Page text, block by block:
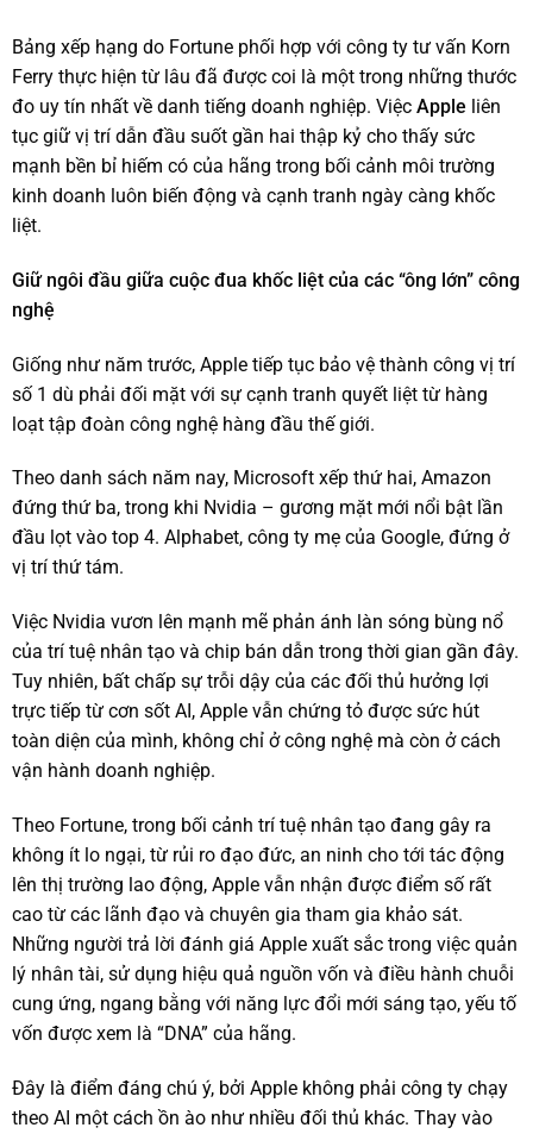
Bảng xếp hạng do Fortune phối hợp với công ty tư vấn Korn
Ferry thực hiện từ lâu đã được coi là một trong những thước
đo uy tín nhất về danh tiếng doanh nghiệp. Việc Apple liên
tục giữ vị trí dẫn đầu suốt gần hai thập kỷ cho thấy sức
mạnh bền bỉ hiếm có của hãng trong bối cảnh môi trường
kinh doanh luôn biến động và cạnh tranh ngày càng khốc
liệt.
Giữ ngôi đầu giữa cuộc đua khốc liệt của các “ông lớn” công
nghệ
Giống như năm trước, Apple tiếp tục bảo vệ thành công vị trí
số 1 dù phải đối mặt với sự cạnh tranh quyết liệt từ hàng
loạt tập đoàn công nghệ hàng đầu thế giới.
Theo danh sách năm nay, Microsoft xếp thứ hai, Amazon
đứng thứ ba, trong khi Nvidia – gương mặt mới nổi bật lần
đầu lọt vào top 4. Alphabet, công ty mẹ của Google, đứng ở
vị trí thứ tám.
Việc Nvidia vươn lên mạnh mẽ phản ánh làn sóng bùng nổ
của trí tuệ nhân tạo và chip bán dẫn trong thời gian gần đây.
Tuy nhiên, bất chấp sự trỗi dậy của các đối thủ hưởng lợi
trực tiếp từ cơn sốt AI, Apple vẫn chứng tỏ được sức hút
toàn diện của mình, không chỉ ở công nghệ mà còn ở cách
vận hành doanh nghiệp.
Theo Fortune, trong bối cảnh trí tuệ nhân tạo đang gây ra
không ít lo ngại, từ rủi ro đạo đức, an ninh cho tới tác động
lên thị trường lao động, Apple vẫn nhận được điểm số rất
cao từ các lãnh đạo và chuyên gia tham gia khảo sát.
Những người trả lời đánh giá Apple xuất sắc trong việc quản
lý nhân tài, sử dụng hiệu quả nguồn vốn và điều hành chuỗi
cung ứng, ngang bằng với năng lực đổi mới sáng tạo, yếu tố
vốn được xem là “DNA” của hãng.
Đây là điểm đáng chú ý, bởi Apple không phải công ty chạy
theo AI một cách ồn ào như nhiều đối thủ khác. Thay vào